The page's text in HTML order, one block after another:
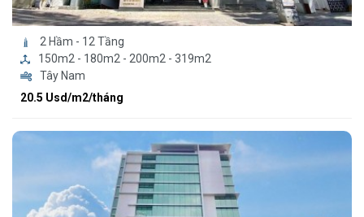
2 Hầm - 12 Tầng
150m2 - 180m2 - 200m2 - 319m2
Tây Nam
20.5 Usd/m2/tháng